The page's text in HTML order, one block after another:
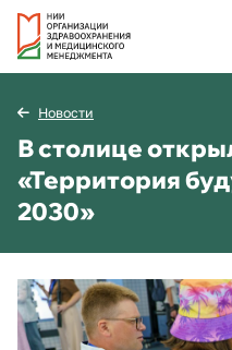
Новости
В столице
«Территория
2030»